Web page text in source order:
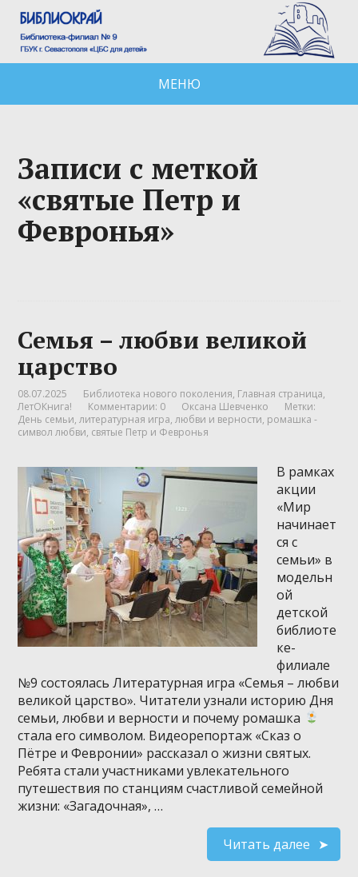
МЕНЮ
Записи с меткой
«святые Петр и
Февронья»
Семья – любви великой
царство
08.07.2025 Библиотека нового поколения, Главная страница,
ЛетОКнига!
Комментарии: 0 Оксана Шевченко
Метки:
День семьи,литературная игра,любви и верности, ромашка -
символ любви, святые Петр и Февронья
В рамках
акции
«Мир
начинает
ся с
семьи» в
модельн
ой
детской
библиоте
ке-
филиале
№9 состоялась Литературная игра «Семья – любви
великой царство». Читатели узнали историю Дня
семьи, любви и верности и почему ромашка
стала его символом. Видеорепортаж «Сказ о
Пётре и Февронии» рассказал о жизни святых.
Ребята стали участниками увлекательного
путешествия по станциям счастливой семейной
жизни: «Загадочная», …
Читать далее